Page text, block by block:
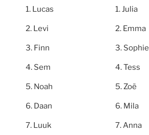
Lucas
Levi
Finn
Sem
Noah
Daan
Luuk
Julia
Emma
Sophie
Tess
Zoë
Mila
Anna